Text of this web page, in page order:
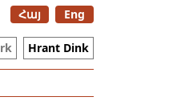
Հայ Eng
Hrant Dink